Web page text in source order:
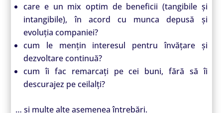
care e un mix optim de beneficii (tangibile și
intangibile), în acord cu munca depusă și
evoluția companiei?
cum le mențin interesul pentru învățare și
dezvoltare continuă?
cum îi fac remarcați pe cei buni, fără să îi
descurajez pe ceilalți?
… și multe alte asemenea întrebări.